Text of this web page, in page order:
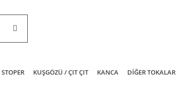
KUŞGÖZÜ / ÇIT ÇIT KANCA DİĞER TOKALAR